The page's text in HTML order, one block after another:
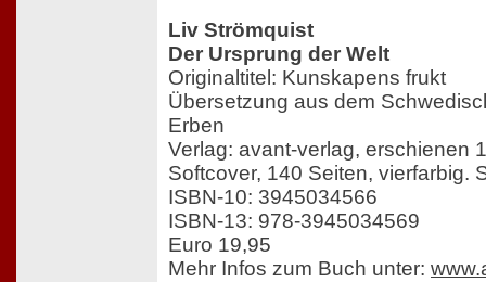
Liv Strömquist
Der Ursprung der Welt
Originaltitel: Kunskapens frukt
Übersetzung aus dem
Erben
Verlag: avant-verlag, erschienen
Softcover, 140 Seiten, vierfarbig.
ISBN-10: 3945034566
ISBN-13: 978-3945034569
Euro 19,95
Mehr Infos zum Buch unter: